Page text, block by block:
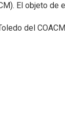
El objeto de
del